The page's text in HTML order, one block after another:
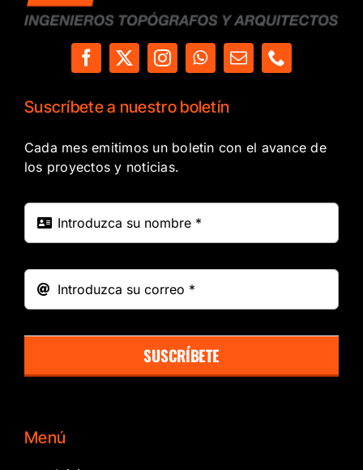
Suscríbete a nuestro boletín
Cada mes emitimos un boletin con el avance de
los proyectos y noticias.
SUSCRÍBETE
Menú